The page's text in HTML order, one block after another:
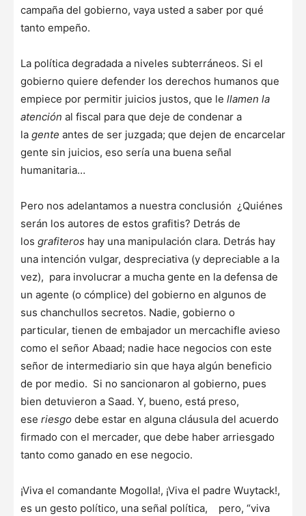
campaña del gobierno, vaya usted a saber por qué
tanto empeño.
La política degradada a niveles subterráneos. Si el
gobierno quiere defender los derechos humanos que
empiece por permitir juicios justos, que le llamen la
atención al fiscal para que deje de condenar a
la gente antes de ser juzgada; que dejen de encarcelar
gente sin juicios, eso sería una buena señal
humanitaria…
Pero nos adelantamos a nuestra conclusión ¿Quiénes
serán los autores de estos grafitis? Detrás de
los grafiteros hay una manipulación clara. Detrás hay
una intención vulgar, despreciativa (y depreciable a la
vez), para involucrar a mucha gente en la defensa de
un agente (o cómplice) del gobierno en algunos de
sus chanchullos secretos. Nadie, gobierno o
particular, tienen de embajador un mercachifle avieso
como el señor Abaad; nadie hace negocios con este
señor de intermediario sin que haya algún beneficio
de por medio. Si no sancionaron al gobierno, pues
bien detuvieron a Saad. Y, bueno, está preso,
ese riesgo debe estar en alguna cláusula del acuerdo
firmado con el mercader, que debe haber arriesgado
tanto como ganado en ese negocio.
¡Viva el comandante Mogolla!, ¡Viva el padre Wuytack!,
es un gesto político, una señal política, pero, “viva